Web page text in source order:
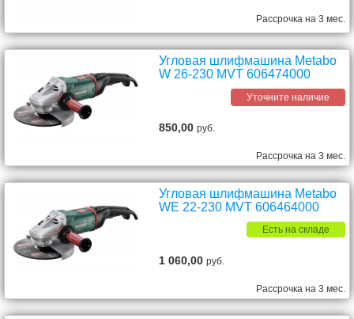
Рассрочка на 3 мес.
Угловая шлифмашина Metabo
W 26-230 MVT 606474000
Уточните наличие
850,00руб.
Рассрочка на 3 мес.
Угловая шлифмашина Metabo
WE 22-230 MVT 606464000
Есть на складе
1 060,00руб.
Рассрочка на 3 мес.